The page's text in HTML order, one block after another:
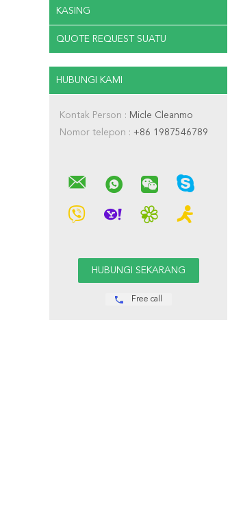
KASING
QUOTE REQUEST SUATU
HUBUNGI KAMI
Kontak Person : Micle Cleanmo
Nomor telepon : +86 1987546789
Free call